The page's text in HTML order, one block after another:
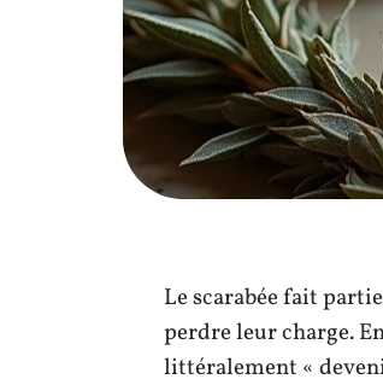
Le scarabée fait
perdre leur charge.
littéralement «